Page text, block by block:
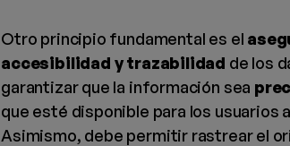
Otro principio fundamental es el
accesibilidad y trazabilidad de los
garantizar que la información sea
que esté disponible para los usuarios
Asimismo, debe permitir rastrear el